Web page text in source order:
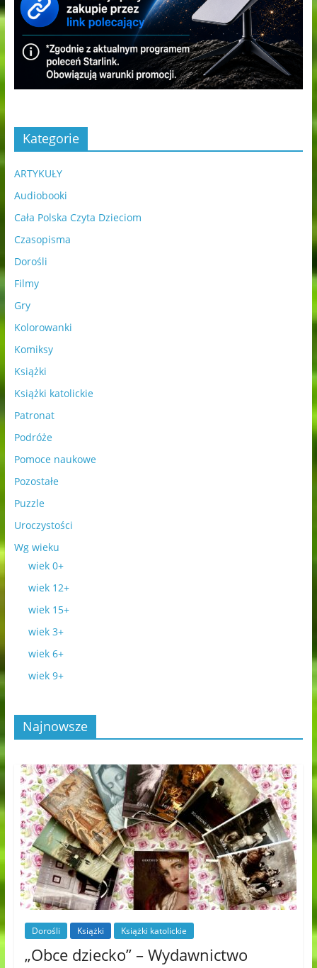
Kategorie
ARTYKUŁY
Audiobooki
Cała Polska Czyta Dzieciom
Czasopisma
Dorośli
Filmy
Gry
Kolorowanki
Komiksy
Książki
Książki katolickie
Patronat
Podróże
Pomoce naukowe
Pozostałe
Puzzle
Uroczystości
Wg wieku
wiek 0+
wiek 12+
wiek 15+
wiek 3+
wiek 6+
wiek 9+
Najnowsze
Dorośli Książki Książki katolickie
„Obce dziecko” – Wydawnictwo